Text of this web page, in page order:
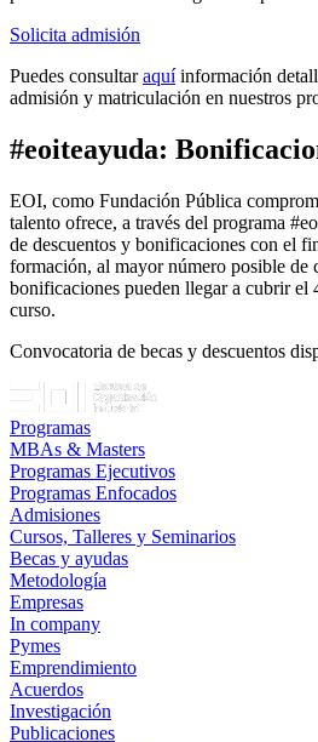
Solicita admisión
Puedes consultaraquíinformación
admisión y matriculación en nuestros
#eoiteayuda:
EOI, como Fundación Pública
talento ofrece, a través del programa
de descuentos y bonificaciones con el
formación, al mayor número posible de
bonificaciones pueden llegar a cubrir el
curso.
Convocatoria de becas y descuentos
Programas
MBAs & Masters
Programas Ejecutivos
Programas Enfocados
Admisiones
Cursos, Talleres y Seminarios
Becas y ayudas
Metodología
Empresas
In company
Pymes
Emprendimiento
Acuerdos
Investigación
Publicaciones